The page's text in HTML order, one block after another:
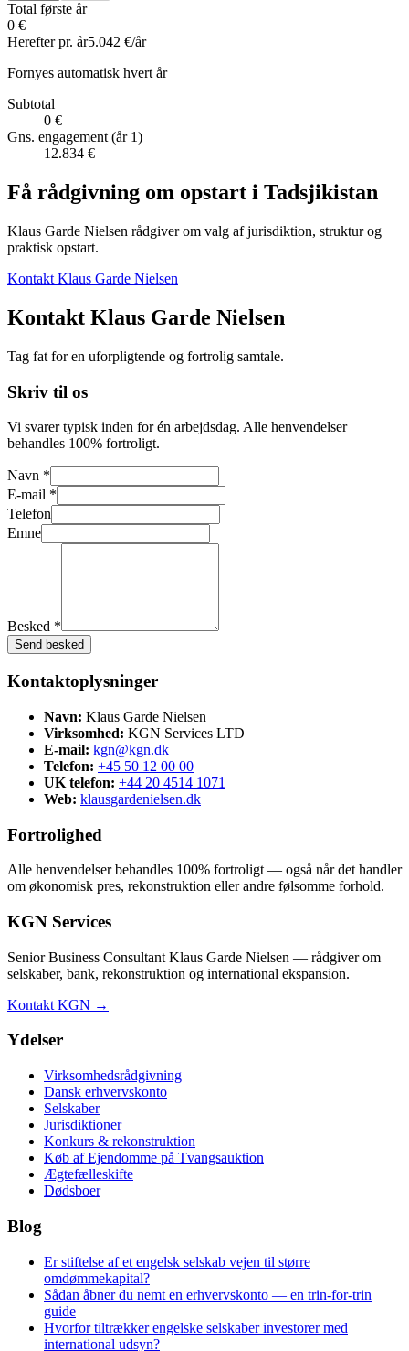
Total første år
0 €
Herefter pr. år5.042 €/år
Fornyes automatisk hvert år
Subtotal
0 €
Gns. engagement (år 1)
12.834 €
Få rådgivning om opstart i Tadsjikistan
Klaus Garde Nielsen rådgiver om valg af jurisdiktion, struktur og
praktisk opstart.
Kontakt Klaus Garde Nielsen
Kontakt Klaus Garde Nielsen
Tag fat for en uforpligtende og fortrolig samtale.
Skriv til os
Vi svarer typisk inden for én arbejdsdag. Alle henvendelser
behandles 100% fortroligt.
Navn *
E-mail *
Telefon
Emne
Besked *
Send besked
Kontaktoplysninger
Navn: Klaus Garde Nielsen
Virksomhed: KGN Services LTD
E-mail: kgn@kgn.dk
Telefon: +45 50 12 00 00
UK telefon: +44 20 4514 1071
Web: klausgardenielsen.dk
Fortrolighed
Alle henvendelser behandles 100% fortroligt — også når det handler
om økonomisk pres, rekonstruktion eller andre følsomme forhold.
KGN Services
Senior Business Consultant Klaus Garde Nielsen — rådgiver om
selskaber, bank, rekonstruktion og international ekspansion.
Kontakt KGN →
Ydelser
Virksomhedsrådgivning
Dansk erhvervskonto
Selskaber
Jurisdiktioner
Konkurs & rekonstruktion
Køb af Ejendomme på Tvangsauktion
Ægtefælleskifte
Dødsboer
Blog
Er stiftelse af et engelsk selskab vejen til større
omdømmekapital?
Sådan åbner du nemt en erhvervskonto — en trin-for-trin
guide
Hvorfor tiltrækker engelske selskaber investorer med
international udsyn?